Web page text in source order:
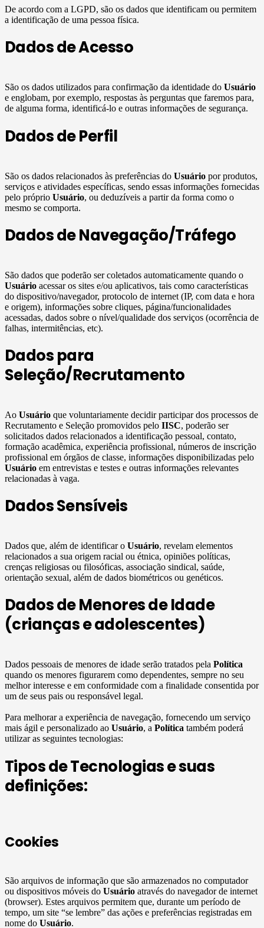
De acordo com a LGPD, são os dados que identificam ou permitem
a identificação de uma pessoa física.
Dados de Acesso
São os dados utilizados para confirmação da identidade do Usuário
e englobam, por exemplo, respostas às perguntas que faremos para,
de alguma forma, identificá-lo e outras informações de segurança.
Dados de Perfil
São os dados relacionados às preferências do Usuário por produtos,
serviços e atividades específicas, sendo essas informações fornecidas
pelo próprio Usuário, ou deduzíveis a partir da forma como o
mesmo se comporta.
Dados de Navegação/Tráfego
São dados que poderão ser coletados automaticamente quando o
Usuário acessar os sites e/ou aplicativos, tais como características
do dispositivo/navegador, protocolo de internet (IP, com data e hora
e origem), informações sobre cliques, página/funcionalidades
acessadas, dados sobre o nível/qualidade dos serviços (ocorrência de
falhas, intermitências, etc).
Dados para
Seleção/Recrutamento
Ao Usuário que voluntariamente decidir participar dos processos de
Recrutamento e Seleção promovidos pelo IISC, poderão ser
solicitados dados relacionados a identificação pessoal, contato,
formação acadêmica, experiência profissional, números de inscrição
profissional em órgãos de classe, informações disponibilizadas pelo
Usuário em entrevistas e testes e outras informações relevantes
relacionadas à vaga.
Dados Sensíveis
Dados que, além de identificar o Usuário, revelam elementos
relacionados a sua origem racial ou étnica, opiniões políticas,
crenças religiosas ou filosóficas, associação sindical, saúde,
orientação sexual, além de dados biométricos ou genéticos.
Dados de Menores de Idade
(crianças e adolescentes)
Dados pessoais de menores de idade serão tratados pela Política
quando os menores figurarem como dependentes, sempre no seu
melhor interesse e em conformidade com a finalidade consentida por
um de seus pais ou responsável legal.
Para melhorar a experiência de navegação, fornecendo um serviço
mais ágil e personalizado ao Usuário, a Política também poderá
utilizar as seguintes tecnologias:
Tipos de Tecnologias e suas
definições:
Cookies
São arquivos de informação que são armazenados no computador
ou dispositivos móveis do Usuário através do navegador de internet
(browser). Estes arquivos permitem que, durante um período de
tempo, um site “se lembre” das ações e preferências registradas em
nome do Usuário.